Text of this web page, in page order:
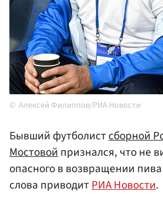
Алексей Филиппов/РИА Новости
Бывший футболистсборной
Мостовойпризнался, что не
опасного в возвращении
слова приводитРИА Новости.